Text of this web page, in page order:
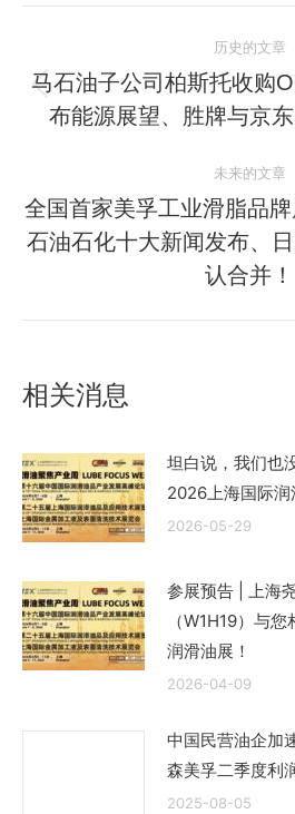
章
导
历史的文章
历
史
章：
马石油子公司柏斯托收购
布能源展望、胜牌与京
未来的文章
未
来
全国首家美孚工业滑脂品
石油石化十大新闻发布、
认合并！
相关消息
坦白说，我们
2026上海国际
2026-05-29
参展预告 | 上海
（W1H19）与
润滑油展！
2026-04-09
中国民营油企加
森美孚二季度利
2025-08-05